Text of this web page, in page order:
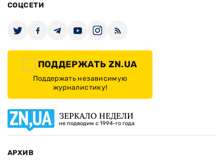
СОЦСЕТИ
ПОДДЕРЖАТЬ ZN.UA
Поддержать независимую
журналистику!
ЗЕРКАЛО НЕДЕЛИ
не подводим с 1994-го года
АРХИВ